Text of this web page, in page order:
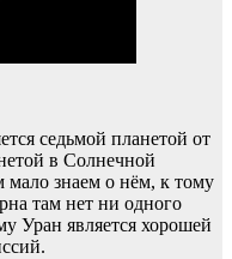
седьмой планетой от
в Солнечной
мало знаем о нём, к тому
там нет ни одного
Уран является хорошей